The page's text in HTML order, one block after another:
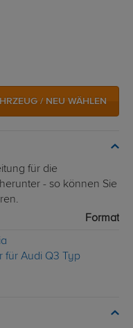
/ NEU WÄHLEN
für die
- so können Sie
Format
für Audi Q3 Typ